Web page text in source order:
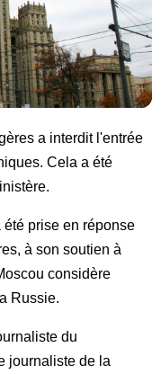
a interdit l'entrée
Cela a été
prise en réponse
à son soutien à
considère
Russie.
du
journaliste de la